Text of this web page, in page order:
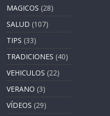
MAGICOS (28)
SALUD (107)
TIPS (33)
TRADICIONES (40)
VEHICULOS (22)
VERANO (3)
VÍDEOS (29)